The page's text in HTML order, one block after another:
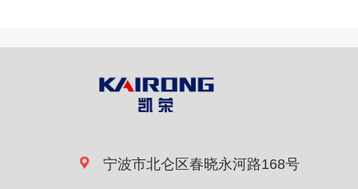
宁波市北仑区春晓永河路168号